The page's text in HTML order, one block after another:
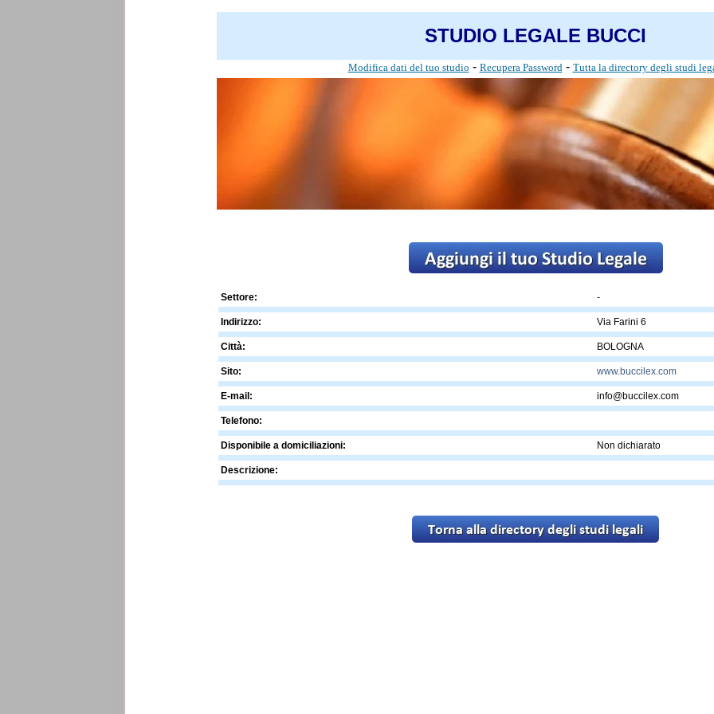
STUDIO LEGALE BUCCI
Modifica dati del tuo studio - Recupera Password - Tutta la directory degli studi
Settore: -
Indirizzo: Via Farini 6
Città: BOLOGNA
Sito: www.buccilex.com
E-mail: info@buccilex.com
Telefono:
Disponibile a domiciliazioni: Non dichiarato
Descrizione: